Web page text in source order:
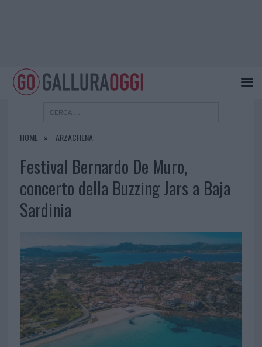
HOME ARZACHENA
Festival Bernardo De Muro,
concerto della Buzzing Jars a Baja
Sardinia